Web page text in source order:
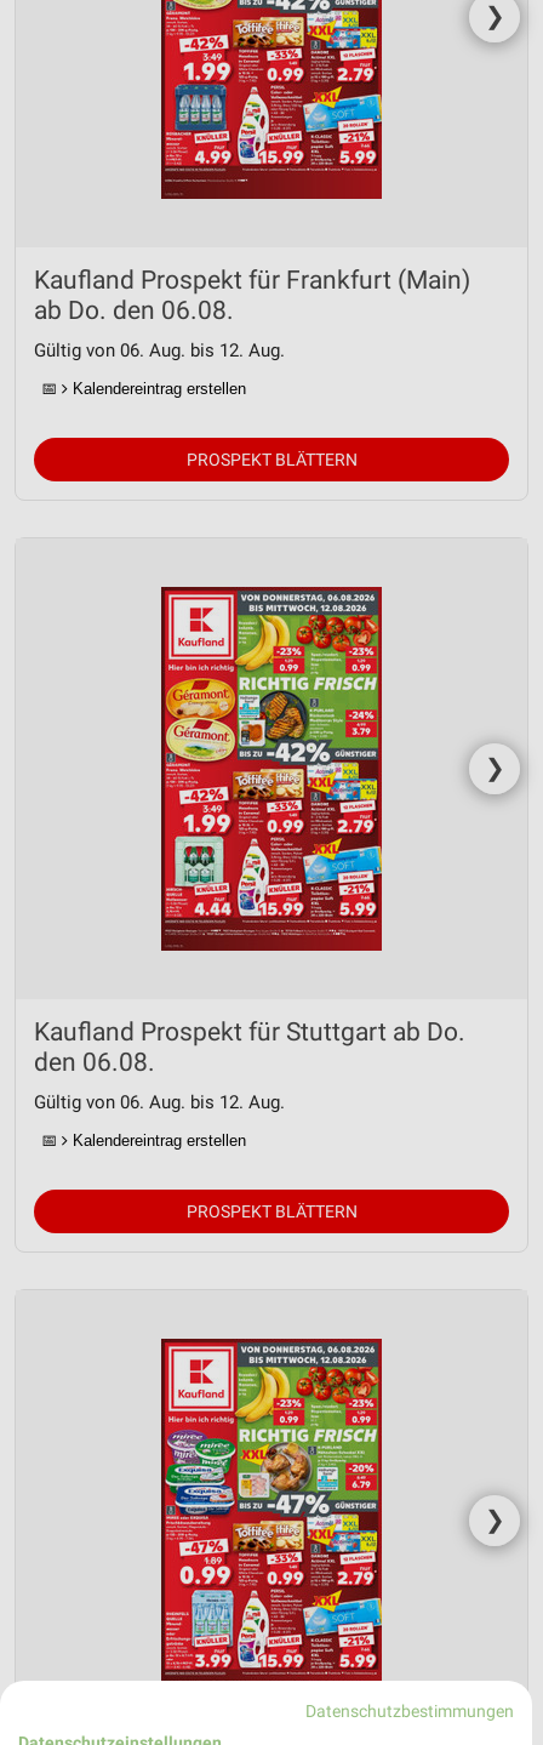
❯
Kaufland Prospekt für Frankfurt (Main)
ab Do. den 06.08.
Gültig von 06. Aug. bis 12. Aug.
📅 Kalendereintrag erstellen
PROSPEKT BLÄTTERN
❯
Kaufland Prospekt für Stuttgart ab Do.
den 06.08.
Gültig von 06. Aug. bis 12. Aug.
📅 Kalendereintrag erstellen
PROSPEKT BLÄTTERN
❯
Datenschutzbestimmungen